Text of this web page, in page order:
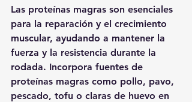
Las proteínas magras son esenciales
para la reparación y el crecimiento
muscular, ayudando a mantener la
fuerza y la resistencia durante la
rodada. Incorpora fuentes de
proteínas magras como pollo, pavo,
pescado, tofu o claras de huevo en